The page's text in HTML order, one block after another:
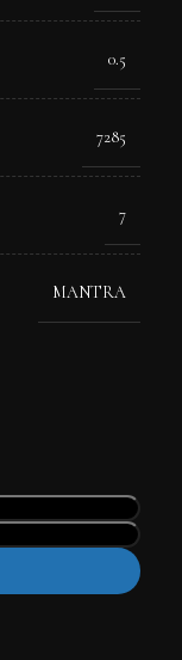
0.5
7285
7
MANTRA